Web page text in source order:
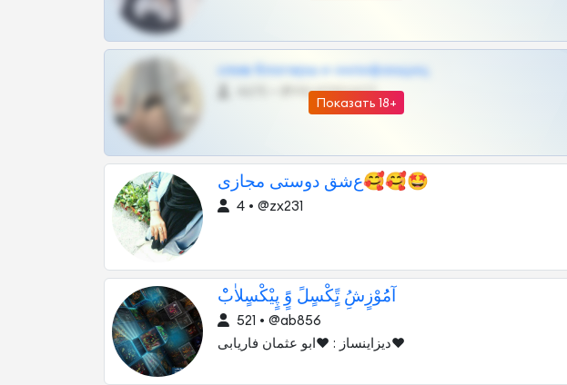
Показать 18+
слив блогерш и онлифанщиц
@MILKPRIVATES39BOT
ع‌‌‌شق ‌‌‌‌‌‌دو‌‌‌‌ستی مجازی🥰🥰🤩
4 • @zx231
آمُُوْزٍشُِ تًٍکْسٍلً وًٍَ پٍیْکْسٍلاٰبْْ
521 • @ab856
دیزاینساز : ❤ابو عثمان فاریابی❤